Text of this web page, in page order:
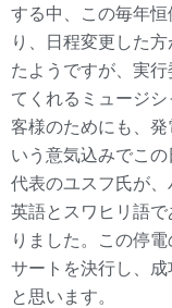
する中、この毎年
り、日程変更した
たようですが、実
てくれるミュージ
客様のためにも、
いう意気込みでこの
代表のユスフ氏が、
英語とスワヒリ語
りました。この停
サートを決行し、
と思います。